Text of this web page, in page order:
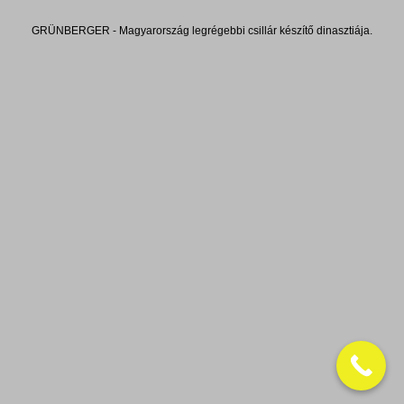
GRÜNBERGER - Magyarország legrégebbi csillár készítő dinasztiája.